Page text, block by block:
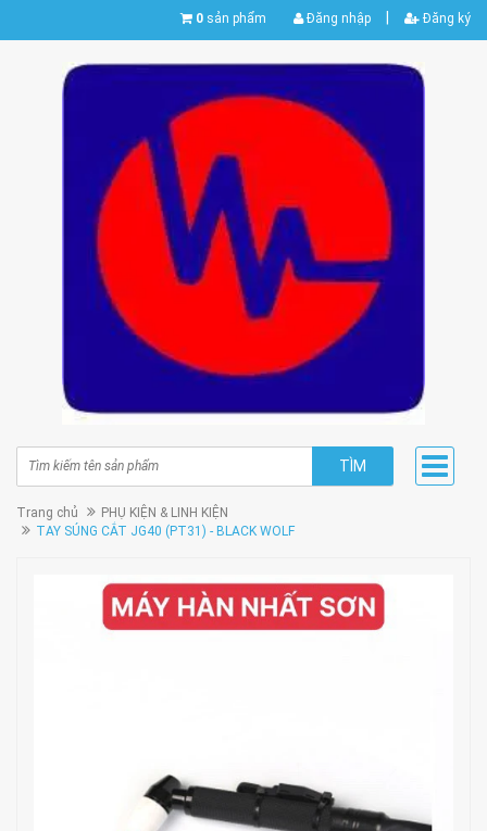
0 sản phẩm Đăng nhập Đăng ký
TÌM
Trang chủ
PHỤ KIỆN & LINH KIỆN
TAY SÚNG CẮT JG40 (PT31) - BLACK WOLF